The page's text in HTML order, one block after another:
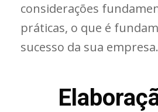
considerações
práticas, o que é
sucesso da sua empresa.